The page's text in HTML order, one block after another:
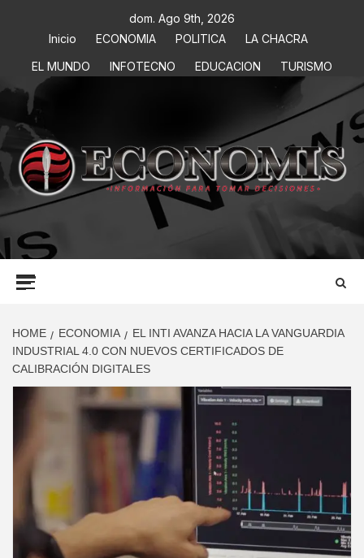
dom. Ago 9th, 2026
Inicio
ECONOMIA POLITICA
LA CHACRA
EL MUNDO
INFOTECNO EDUCACION TURISMO
ECONOMIS
INFORMACIÓN PARA TOMAR DECISIONES
HOME ECONOMIA
EL INTI AVANZA HACIA LA VANGUARDIA
INDUSTRIAL 4.0 CON NUEVOS CERTIFICADOS DE
CALIBRACIÓN DIGITALES